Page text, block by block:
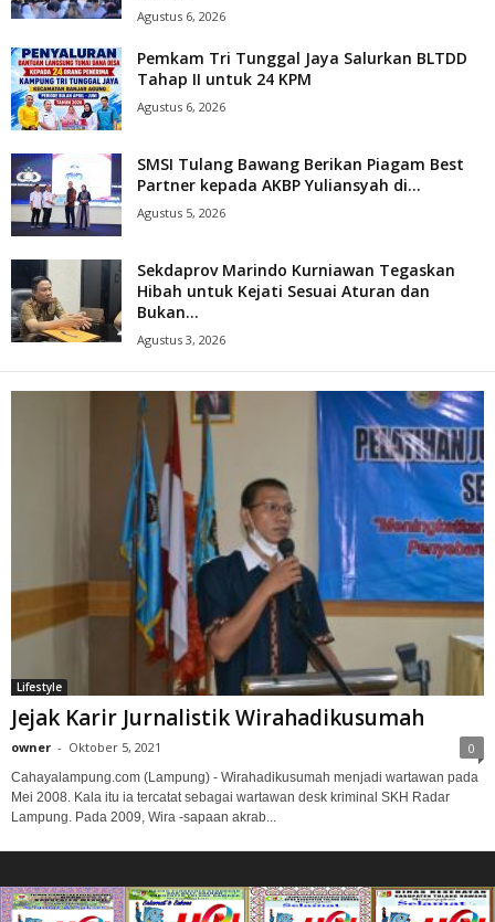
Agustus 6, 2026
Pemkam Tri Tunggal Jaya Salurkan BLTDD
Tahap II untuk 24 KPM
Agustus 6, 2026
SMSI Tulang Bawang Berikan Piagam Best
Partner kepada AKBP Yuliansyah di...
Agustus 5, 2026
Sekdaprov Marindo Kurniawan Tegaskan
Hibah untuk Kejati Sesuai Aturan dan
Bukan...
Agustus 3, 2026
Lifestyle
Jejak Karir Jurnalistik Wirahadikusumah
owner - Oktober 5, 2021 0
Cahayalampung.com (Lampung) - Wirahadikusumah menjadi wartawan pada
Mei 2008. Kala itu ia tercatat sebagai wartawan desk kriminal SKH Radar
Lampung. Pada 2009, Wira -sapaan akrab...